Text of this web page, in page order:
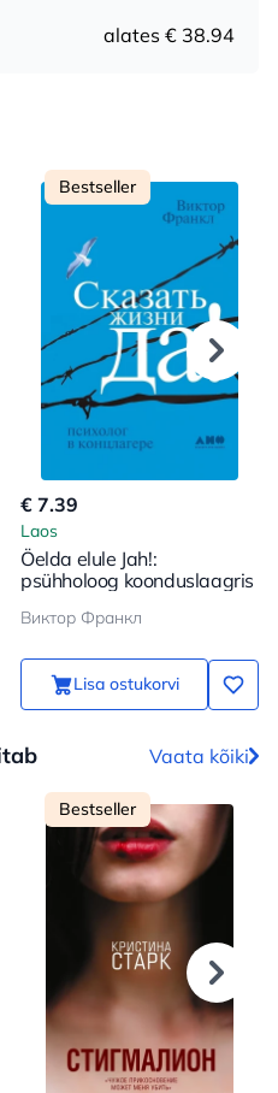
alates € 38.94
Bestseller
€ 7.39
Laos
Öelda elule Jah!:
psühholoog koonduslaagris
Виктор Франкл
Lisa ostukorvi
Vaata kõiki
Bestseller